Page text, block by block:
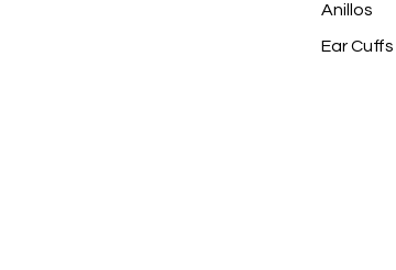
Anillos
Ear Cuffs